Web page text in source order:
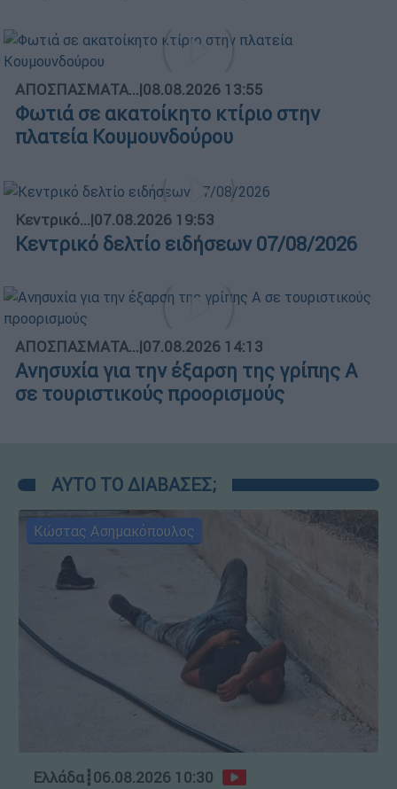
ΑΠΟΣΠΑΣΜΑΤΑ...|08.08.2026 13:55
Φωτιά σε ακατοίκητο κτίριο στην
πλατεία Κουμουνδούρου
Κεντρικό...|07.08.2026 19:53
Κεντρικό δελτίο ειδήσεων 07/08/2026
ΑΠΟΣΠΑΣΜΑΤΑ...|07.08.2026 14:13
Ανησυχία για την έξαρση της γρίπης Α
σε τουριστικούς προορισμούς
ΑΥΤΟ ΤΟ ΔΙΑΒΑΣΕΣ;
Κώστας Ασημακόπουλος
Ελλάδα┋06.08.2026 10:30